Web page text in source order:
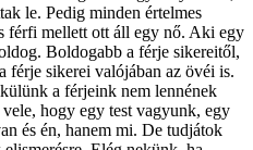
le. Pedig minden értelmes
férfi mellett ott áll egy nő. Aki egy
Boldogabb a férje sikereitől,
férje sikerei valójában az övéi is.
a férjeink nem lennének
hogy egy test vagyunk, egy
és én, hanem mi. De tudjátok